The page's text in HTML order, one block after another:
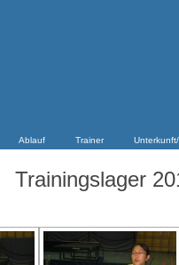
Ablauf Trainer
Trainingslager